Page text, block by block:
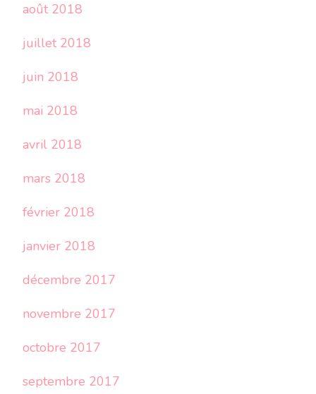
août 2018
juillet 2018
juin 2018
mai 2018
avril 2018
mars 2018
février 2018
janvier 2018
décembre 2017
novembre 2017
octobre 2017
septembre 2017